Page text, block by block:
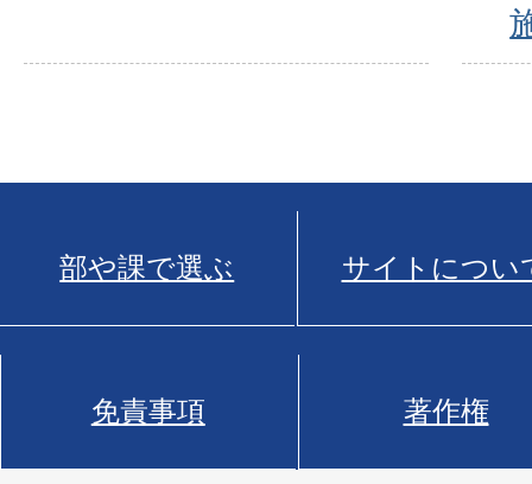
部や課で選ぶ サイトについ
免責事項 著作権